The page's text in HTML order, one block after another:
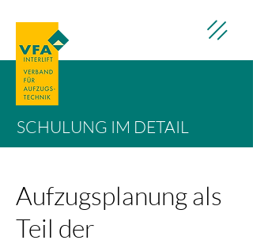
SCHULUNG IM DETAIL
Aufzugsplanung als
Teil der